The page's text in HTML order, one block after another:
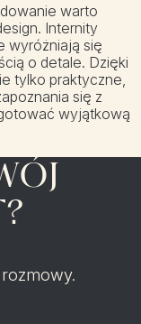
warto
Internity
wyróżniają się
o detale. Dzięki
tylko praktyczne,
się z
wyjątkową